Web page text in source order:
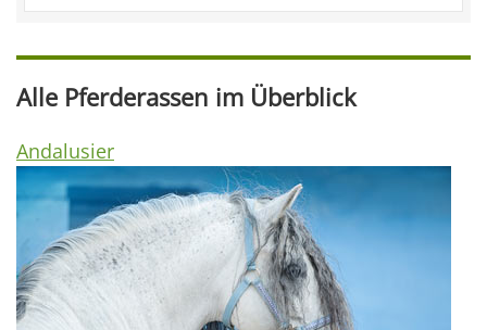
Alle Pferderassen im Überblick
Andalusier